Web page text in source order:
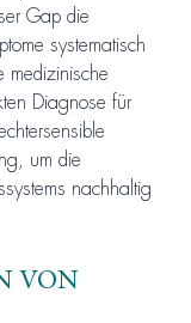
Gap die
systematisch
medizinische
Diagnose für
um die
nachhaltig
VON